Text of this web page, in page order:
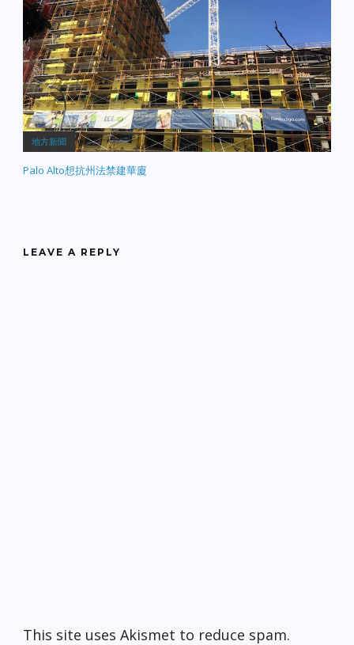
地方新聞
Palo Alto想抗州法禁建華廈
LEAVE A REPLY
This site uses Akismet to reduce spam.